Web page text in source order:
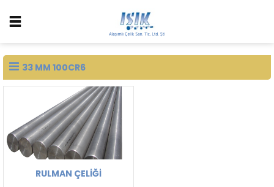
33 MM 100CR6
RULMAN ÇELIĞI